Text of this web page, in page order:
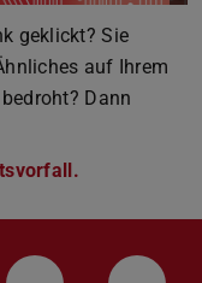
geklickt? Sie
auf Ihrem
Dann